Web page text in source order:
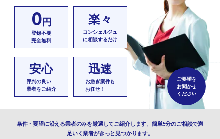
0円
登録不要
完全無料
楽々
コンシェルジュ
に相談するだけ
安心
評判の良い
業者をご紹介
迅速
お急ぎ案件も
お任せ！
ご要望を
お聞かせ
ください
条件・要望に沿える業者のみを厳選してご紹介します。簡単5分のご相談で満
足いく業者がきっと見つかります。